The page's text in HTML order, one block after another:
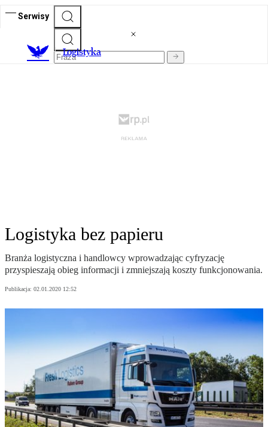
Serwisy
Logistyka
Logistyka bez papieru
Branża logistyczna i handlowcy wprowadzając cyfryzację
przyspieszają obieg informacji i zmniejszają koszty funkcjonowania.
Publikacja: 02.01.2020 12:52